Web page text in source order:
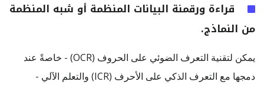
قراءة ورقمنة البيانات المنظمة أو شبه المنظمة
من النماذج.
يمكن لتقنية التعرف الضوئي على الحروف (OCR) - خاصةً عند
دمجها مع التعرف الذكي على الأحرف (ICR) والتعلم الآلي -